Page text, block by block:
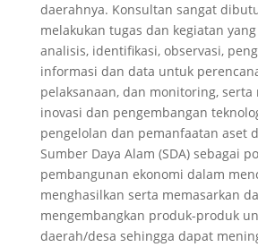
daerahnya. Konsultan sangat
melakukan tugas dan kegiatan
analisis, identifikasi, observasi,
informasi dan data untuk
pelaksanaan, dan monitoring, serta
inovasi dan pengembangan
pengelolan dan pemanfaatan aset
Sumber Daya Alam (SDA) sebagai
pembangunan ekonomi dalam
menghasilkan serta memasarkan
mengembangkan produk-produk
daerah/desa sehingga dapat